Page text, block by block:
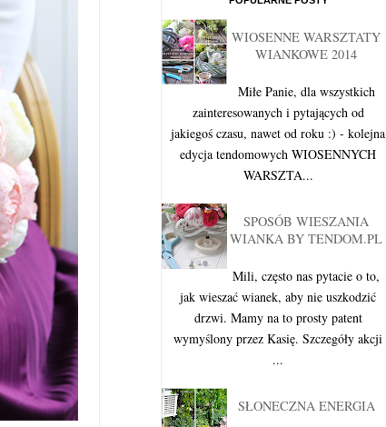
WIOSENNE WARSZTATY
WIANKOWE 2014
Miłe Panie, dla wszystkich
zainteresowanych i pytających od
jakiegoś czasu, nawet od roku :) - kolejna
edycja tendomowych WIOSENNYCH
WARSZTA...
SPOSÓB WIESZANIA
WIANKA BY TENDOM.PL
Mili, często nas pytacie o to,
jak wieszać wianek, aby nie uszkodzić
drzwi. Mamy na to prosty patent
wymyślony przez Kasię. Szczegóły akcji
...
SŁONECZNA ENERGIA